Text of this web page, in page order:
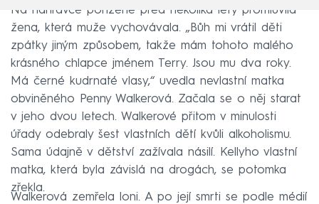
Na nahrávce pořízené před několika lety promluvila
žena, která muže vychovávala. „Bůh mi vrátil děti
zpátky jiným způsobem, takže mám tohoto malého
krásného chlapce jménem Terry. Jsou mu dva roky.
Má černé kudrnaté vlasy,“ uvedla nevlastní matka
obviněného Penny Walkerová. Začala se o něj starat
v jeho dvou letech. Walkerové přitom v minulosti
úřady odebraly šest vlastních dětí kvůli alkoholismu.
Sama údajně v dětství zažívala násilí. Kellyho vlastní
matka, která byla závislá na drogách, se potomka
zřekla.
Walkerová zemřela loni. A po její smrti se podle médií